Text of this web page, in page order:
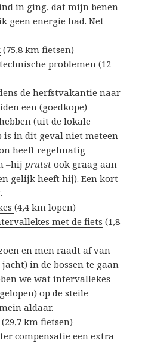
in ging, dat mijn benen
geen energie had. Net
(75,8 km fietsen)
problemen (12
de herfstvakantie naar
een (goedkope)
(uit de lokale
is in dit geval niet meteen
heeft regelmatig
–hij prutst ook graag aan
gelijk heeft hij). Een kort
(4,4 km lopen)
met de fiets (1,8
en men raadt af van
in de bossen te gaan
we wat intervallekes
op de steile
aldaar.
(29,7 km fietsen)
compensatie een extra